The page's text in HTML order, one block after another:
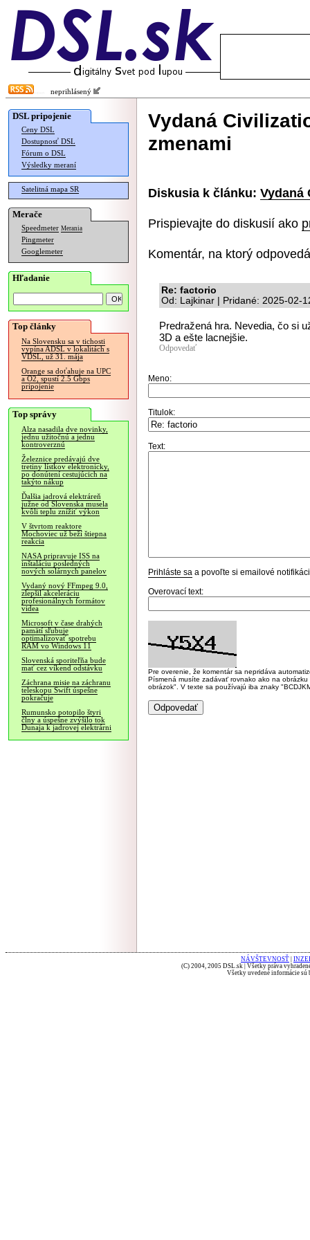
neprihlásený
DSL pripojenie
Ceny DSL
Dostupnosť DSL
Fórum o DSL
Výsledky meraní
Satelitná mapa SR
Merače
Speedmeter Merania
Pingmeter
Googlemeter
Hľadanie
Top články
Na Slovensku sa v tichosti
vypína ADSL v lokalitách s
VDSL, už 31. mája
Orange sa doťahuje na UPC
a O2, spustí 2.5 Gbps
pripojenie
Top správy
Alza nasadila dve novinky,
jednu užitočnú a jednu
kontroverznú
Železnice predávajú dve
tretiny lístkov elektronicky,
po donútení cestujúcich na
takýto nákup
Ďalšia jadrová elektráreň
južne od Slovenska musela
kvôli teplu znížiť výkon
V štvrtom reaktore
Mochoviec už beží štiepna
reakcia
NASA pripravuje ISS na
inštaláciu posledných
nových solárnych panelov
Vydaný nový FFmpeg 9.0,
zlepšil akceleráciu
profesionálnych formátov
videa
Microsoft v čase drahých
pamätí sľubuje
optimalizovať spotrebu
RAM vo Windows 11
Slovenská sporiteľňa bude
mať cez víkend odstávku
Záchrana misie na záchranu
teleskopu Swift úspešne
pokračuje
Rumunsko potopilo štyri
člny a úspešne zvýšilo tok
Dunaja k jadrovej elektrárni
Vydaná
zmenami
Diskusia k článku: Vydaná
Prispievajte do diskusií ako
Komentár, na ktorý
Re: factorio
Od: Lajkinar | Pridané: 2025-02-
Predražená hra. Nevedia, čo si
3D a ešte lacnejšie.
Odpovedať
Meno:
Titulok:
Text:
Prihláste sa a povoľte si emailové
Overovací text:
Pre overenie, že komentár sa nepridáva
Písmená musíte zadávať rovnako ako na
obrázok". V texte sa používajú iba znaky
NÁVŠTEVNOSŤ
(C) 2004, 2005 DSL.sk | Všetky práva
Všetky uvedené informácie sú